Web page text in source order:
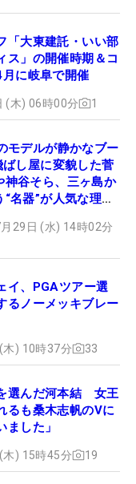
「大東建託・いい部
ス」の開催時期＆コ
に岐阜で開催
(木) 06時00分 1
モデルが静かなブー
し屋に変貌した菅
神谷そら、三ヶ島か
名器”が人気な理由
29日 (水) 14時02分
イ、PGAツアー選
るノーメッキブレー
) 10時37分 33
選んだ河本結 女王
るも桑木志帆のVに
ました」
) 15時45分 19